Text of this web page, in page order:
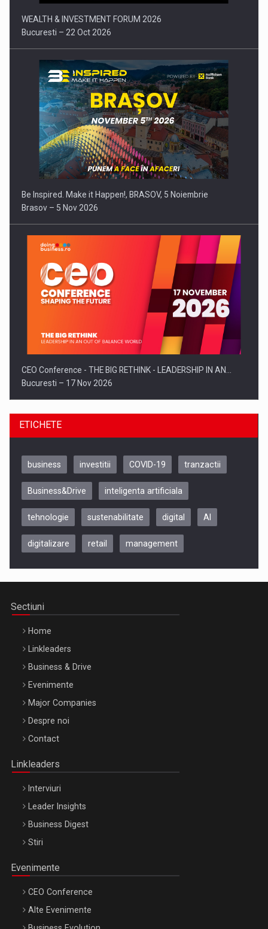
WEALTH & INVESTMENT FORUM 2026
Bucuresti – 22 Oct 2026
Be Inspired. Make it Happen!, BRASOV, 5 Noiembrie
Brasov – 5 Nov 2026
CEO Conference - THE BIG RETHINK - LEADERSHIP IN AN…
Bucuresti – 17 Nov 2026
Be Inspired. Make it Happen!, CLUJ, 9 Decembrie
Be Inspired. Make it Happen!, ARTEMIS LETO, ORADEA, 8
Octombrie
ETICHETE
business investitii COVID-19 tranzactii
Business&Drive inteligenta artificiala
tehnologie sustenabilitate digital AI
digitalizare retail management
Sectiuni
Home
Linkleaders
Business & Drive
Evenimente
Major Companies
Despre noi
Contact
Linkleaders
Interviuri
Leader Insights
Business Digest
Stiri
Evenimente
CEO Conference
Alte Evenimente